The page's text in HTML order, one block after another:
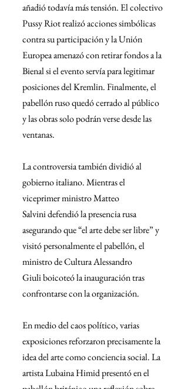
añadió todavía más tensión. El colectivo
Pussy Riot realizó acciones simbólicas
contra su participación y la Unión
Europea amenazó con retirar fondos a la
Bienal si el evento servía para legitimar
posiciones del Kremlin. Finalmente, el
pabellón ruso quedó cerrado al público
y las obras solo podrán verse desde las
ventanas.
La controversia también dividió al
gobierno italiano. Mientras el
viceprimer ministro Matteo
Salvini defendió la presencia rusa
asegurando que “el arte debe ser libre” y
visitó personalmente el pabellón, el
ministro de Cultura Alessandro
Giuli boicoteó la inauguración tras
confrontarse con la organización.
En medio del caos político, varias
exposiciones reforzaron precisamente la
idea del arte como conciencia social. La
artista Lubaina Himid presentó en el